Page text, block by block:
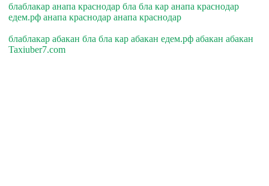
блаблакар анапа краснодар бла бла кар анапа краснодар
едем.рф анапа краснодар анапа краснодар
блаблакар абакан бла бла кар абакан едем.рф абакан абакан
Taxiuber7.com